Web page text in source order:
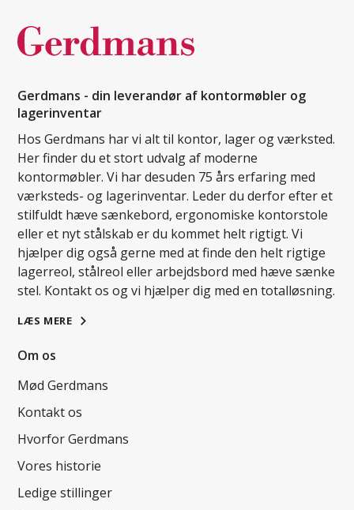
Gerdmans - din leverandør af kontormøbler og
lagerinventar
Hos Gerdmans har vi alt til kontor, lager og værksted.
Her finder du et stort udvalg af moderne
kontormøbler. Vi har desuden 75 års erfaring med
værksteds- og lagerinventar. Leder du derfor efter et
stilfuldt hæve sænkebord, ergonomiske kontorstole
eller et nyt stålskab er du kommet helt rigtigt. Vi
hjælper dig også gerne med at finde den helt rigtige
lagerreol, stålreol eller arbejdsbord med hæve sænke
stel. Kontakt os og vi hjælper dig med en totalløsning.
LÆS MERE
Om os
Mød Gerdmans
Kontakt os
Hvorfor Gerdmans
Vores historie
Ledige stillinger